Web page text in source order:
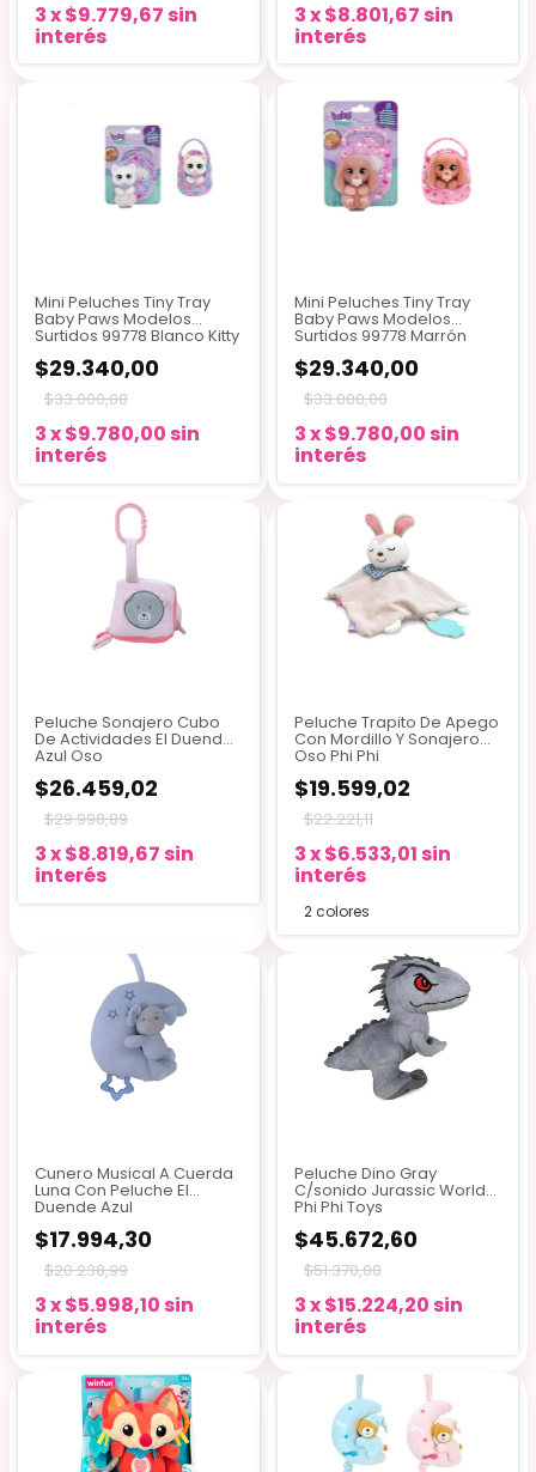
3x$9.779,67 sin
interés
3x$8.801,67 sin
interés
Mini Peluches Tiny Tray
Baby Paws Modelos
Surtidos 99778 Blanco Kitty
$29.340,00
$33.000,00
3x$9.780,00 sin
interés
Mini Peluches Tiny Tray
Baby Paws Modelos
Surtidos 99778 Marrón
$29.340,00
$33.000,00
3x$9.780,00 sin
interés
Peluche Sonajero Cubo
De Actividades El Duende
Azul Oso
$26.459,02
$29.998,89
3x$8.819,67 sin
interés
Peluche Trapito De Apego
Con Mordillo Y Sonajero
Oso Phi Phi
$19.599,02
$22.221,11
3x$6.533,01 sin
interés
2 colores
Cunero Musical A Cuerda
Luna Con Peluche El
Duende Azul
$17.994,30
$20.238,99
3x$5.998,10 sin
interés
Peluche Dino Gray
C/sonido Jurassic World
Phi Phi Toys
$45.672,60
$51.370,00
3x$15.224,20 sin
interés